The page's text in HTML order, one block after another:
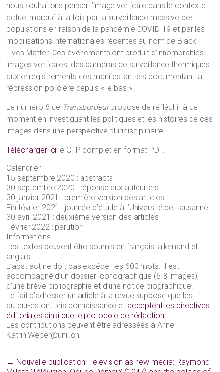
nous souhaitons penser l’image verticale dans le contexte
actuel marqué à la fois par la surveillance massive des
populations en raison de la pandémie COVID-19 et par les
mobilisations internationales récentes au nom de Black
Lives Matter. Ces événements ont produit d’innombrables
images verticales, des caméras de surveillance thermiques
aux enregistrements des manifestant·e·s documentant la
répression policière depuis « le bas ».
Le numéro 6 de Transbordeurpropose de réfléchir à ce
moment en investiguant les politiques et les histoires de ces
images dans une perspective pluridisciplinaire.
Télécharger ici le CFP complet en format PDF.
Calendrier
15 septembre 2020 : abstracts
30 septembre 2020 : réponse aux auteur·e·s
30 janvier 2021 : première version des articles
Fin février 2021 : journée d’étude à l’Université de Lausanne
30 avril 2021 : deuxième version des articles
Février 2022 : parution
Informations
Les textes peuvent être soumis en français, allemand et
anglais.
L’abstract ne doit pas excéder les 600 mots. Il est
accompagné d’un dossier iconographique (6-8 images),
d’une brève bibliographie et d’une notice biographique.
Le fait d’adresser un article à la revue suppose que les
auteur-es ont pris connaissance et acceptent les directives
éditoriales ainsi que le protocole de rédaction.
Les contributions peuvent être adressées à Anne-
Katrin.Weber@unil.ch
← Nouvelle publication: Television as new media: Raymond-